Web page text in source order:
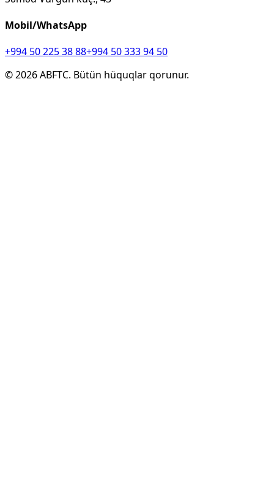
Mobil/WhatsApp
+994 50 225 38 88+994 50 333 94 50
©2026ABFTC. Bütün hüquqlar qorunur.